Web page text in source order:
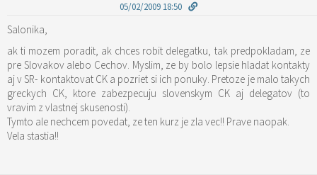
05/02/2009 18:50
Salonika,
ak ti mozem poradit, ak chces robit delegatku, tak predpokladam, ze
pre Slovakov alebo Cechov. Myslim, ze by bolo lepsie hladat kontakty
aj v SR- kontaktovat CK a pozriet si ich ponuky. Pretoze je malo takych
greckych CK, ktore zabezpecuju slovenskym CK aj delegatov (to
vravim z vlastnej skusenosti).
Tymto ale nechcem povedat, ze ten kurz je zla vec!! Prave naopak.
Vela stastia!!